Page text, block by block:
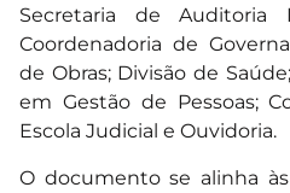
Secretaria de Auditoria
Coordenadoria de
de Obras; Divisão de
em Gestão de Pessoas;
Escola Judicial e Ouvidoria.
O documento se alinha